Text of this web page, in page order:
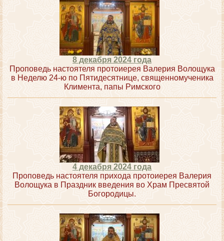
8 декабря 2024 года
Проповедь настоятеля протоиерея Валерия Волощука
в Неделю 24-ю по Пятидесятнице, священномученика
Климента, папы Римского
4 декабря 2024 года
Проповедь настоятеля прихода протоиерея Валерия
Волощука в Праздник введения во Храм Пресвятой
Богородицы.